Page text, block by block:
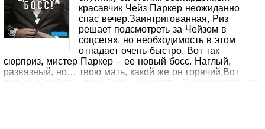
красавчик Чейз Паркер неожиданно
спас вечер.Заинтригованная, Риз
решает подсмотреть за Чейзом в
соцсетях, но необходимость в этом
отпадает очень быстро. Вот так
сюрприз, мистер Паркер – ее новый босс. Наглый,
развязный, но… твою мать, какой же он горячий.Вот
только о любви и речи быть не может – Риз зареклась от